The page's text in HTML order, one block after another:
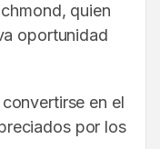
quien
oportunidad
en el
por los